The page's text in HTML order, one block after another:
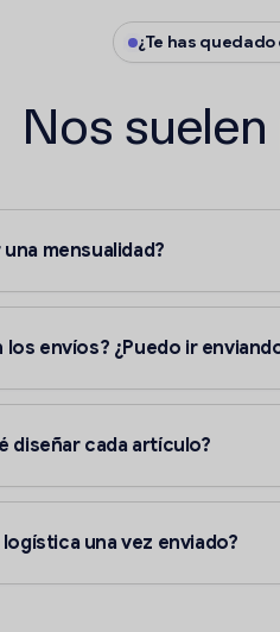
¿Te has
Nos
mensualidad?
envíos? ¿Puedo ir
diseñar cada artículo?
una vez enviado?